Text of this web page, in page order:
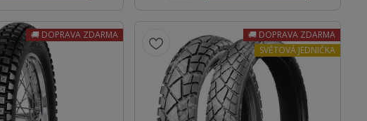
DOPRAVA ZDARMA
DOPRAVA ZDARMA
SVĚTOVÁ JEDNIČKA